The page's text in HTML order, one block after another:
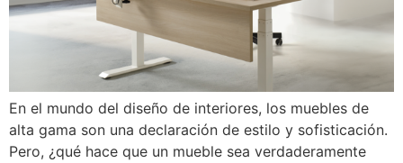
En el mundo del diseño de interiores, los muebles de
alta gama son una declaración de estilo y sofisticación.
Pero, ¿qué hace que un mueble sea verdaderamente